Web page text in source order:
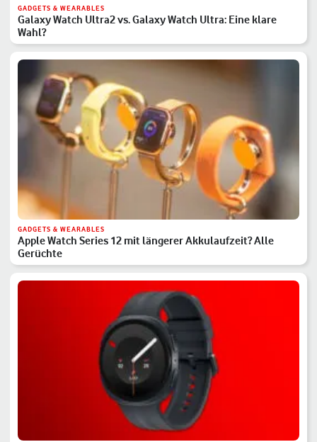
GADGETS & WEARABLES
Galaxy Watch Ultra2 vs. Galaxy Watch Ultra: Eine klare
Wahl?
GADGETS & WEARABLES
Apple Watch Series 12 mit längerer Akkulaufzeit? Alle
Gerüchte